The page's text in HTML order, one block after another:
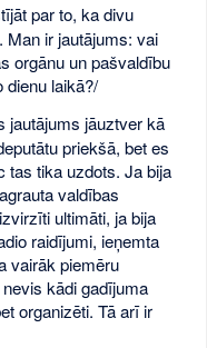
par to, ka divu
Man ir jautājums: vai
orgānu un pašvaldību
dienu laikā?/
jautājums jāuztver kā
priekšā, bet es
tas tika uzdots. Ja bija
valdības
ultimāti, ja bija
raidījumi, ieņemta
vairāk piemēru
kādi gadījuma
organizēti. Tā arī ir